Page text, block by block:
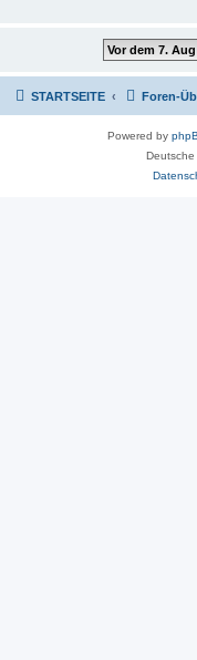
STARTSEITE Foren-
Powered by